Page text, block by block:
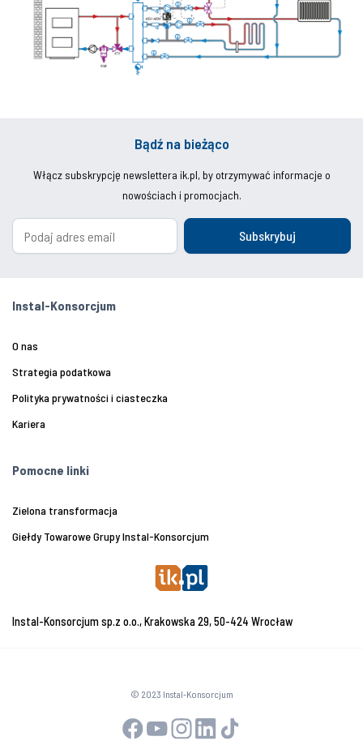
Bądź na bieżąco
Włącz subskrypcję newslettera ik.pl, by otrzymywać informacje o
nowościach i promocjach.
Subskrybuj
Instal-Konsorcjum
O nas
Strategia podatkowa
Polityka prywatności i ciasteczka
Kariera
Pomocne linki
Zielona transformacja
Giełdy Towarowe Grupy Instal-Konsorcjum
Instal-Konsorcjum sp.z o.o., Krakowska 29, 50-424 Wrocław
© 2023 Instal-Konsorcjum